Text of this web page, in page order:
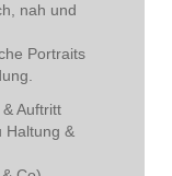
nah und
Portraits
Auftritt
Haltung &